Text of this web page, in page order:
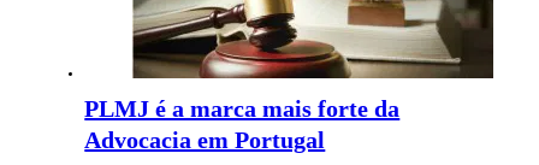
PLMJ é a marca mais forte da
Advocacia em Portugal